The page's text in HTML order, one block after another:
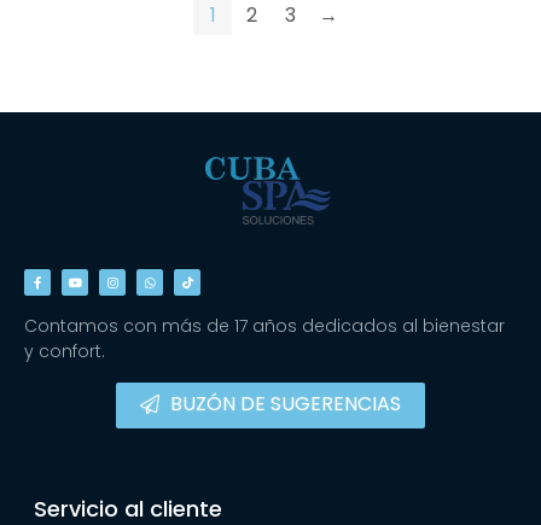
1 2 3 →
Contamos con más de 17 años dedicados al bienestar
y confort.
BUZÓN DE SUGERENCIAS
Servicio al cliente